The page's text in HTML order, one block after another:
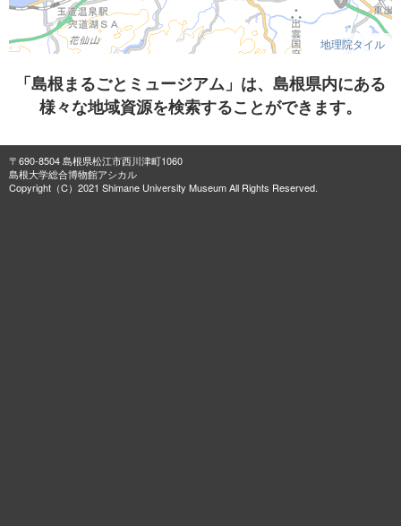
地理院タイル
「島根まるごとミュージアム」は、島根県内にある
様々な地域資源を検索することができます。
〒690-8504 島根県松江市西川津町1060
島根大学総合博物館アシカル
Copyright（C）2021 Shimane University Museum All Rights Reserved.